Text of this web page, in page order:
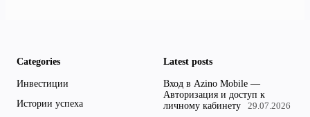
Categories
Инвестиции
Истории успеха
Latest posts
Вход в Azino Mobile —
Авторизация и доступ к
личному кабинету
29.07.2026